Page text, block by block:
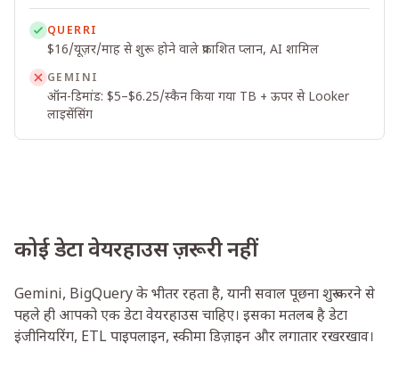
QUERRI
$16/यूज़र/माह से शुरू होने वाले प्रकाशित प्लान, AI शामिल
GEMINI
ऑन-डिमांड: $5–$6.25/स्कैन किया गया TB + ऊपर से Looker
लाइसेंसिंग
कोई डेटा वेयरहाउस ज़रूरी नहीं
Gemini, BigQuery के भीतर रहता है, यानी सवाल पूछना शुरू करने से
पहले ही आपको एक डेटा वेयरहाउस चाहिए। इसका मतलब है डेटा
इंजीनियरिंग, ETL पाइपलाइन, स्कीमा डिज़ाइन और लगातार रखरखाव।